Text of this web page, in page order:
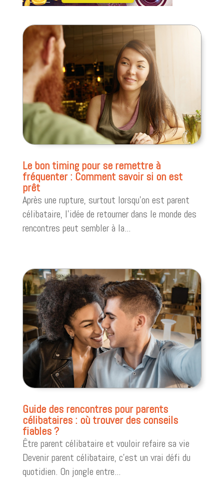
Le bon timing pour se remettre à
fréquenter : Comment savoir si on est
prêt
Après une rupture, surtout lorsqu’on est parent
célibataire, l’idée de retourner dans le monde des
rencontres peut sembler à la...
Guide des rencontres pour parents
célibataires : où trouver des conseils
fiables ?
Être parent célibataire et vouloir refaire sa vie
Devenir parent célibataire, c’est un vrai défi du
quotidien. On jongle entre...